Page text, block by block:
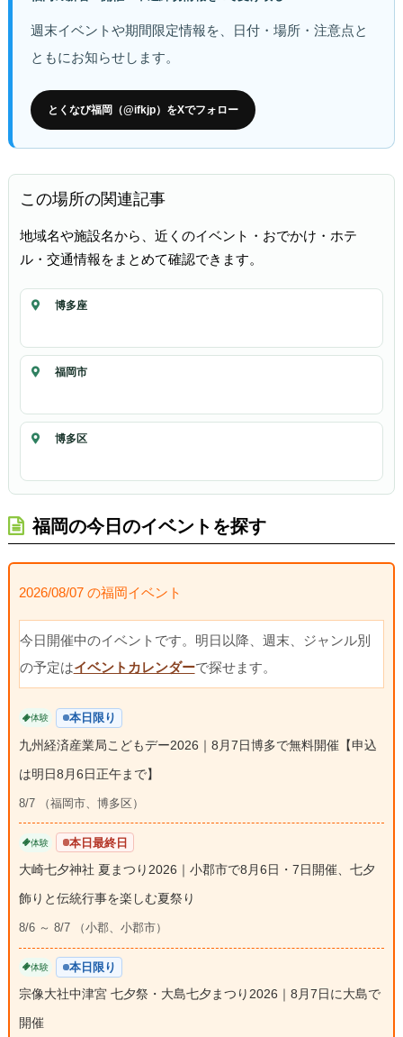
週末イベントや期間限定情報を、日付・場所・注意点と
ともにお知らせします。
とくなび福岡（@ifkjp）をXでフォロー
この場所の関連記事
地域名や施設名から、近くのイベント・おでかけ・ホテ
ル・交通情報をまとめて確認できます。
博多座
福岡市
博多区
福岡の今日のイベントを探す
2026/08/07 の福岡イベント
今日開催中のイベントです。明日以降、週末、ジャンル別
の予定はイベントカレンダーで探せます。
体験 本日限り
九州経済産業局こどもデー2026｜8月7日博多で無料開催【申込
は明日8月6日正午まで】
8/7 （福岡市、博多区）
体験 本日最終日
大崎七夕神社 夏まつり2026｜小郡市で8月6日・7日開催、七夕
飾りと伝統行事を楽しむ夏祭り
8/6 ～ 8/7 （小郡、小郡市）
体験 本日限り
宗像大社中津宮 七夕祭・大島七夕まつり2026｜8月7日に大島で
開催